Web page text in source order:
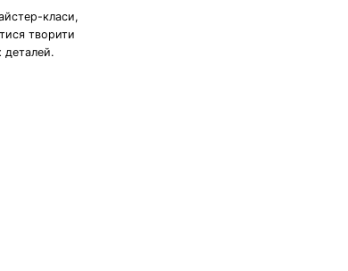
класи,
творити
деталей.